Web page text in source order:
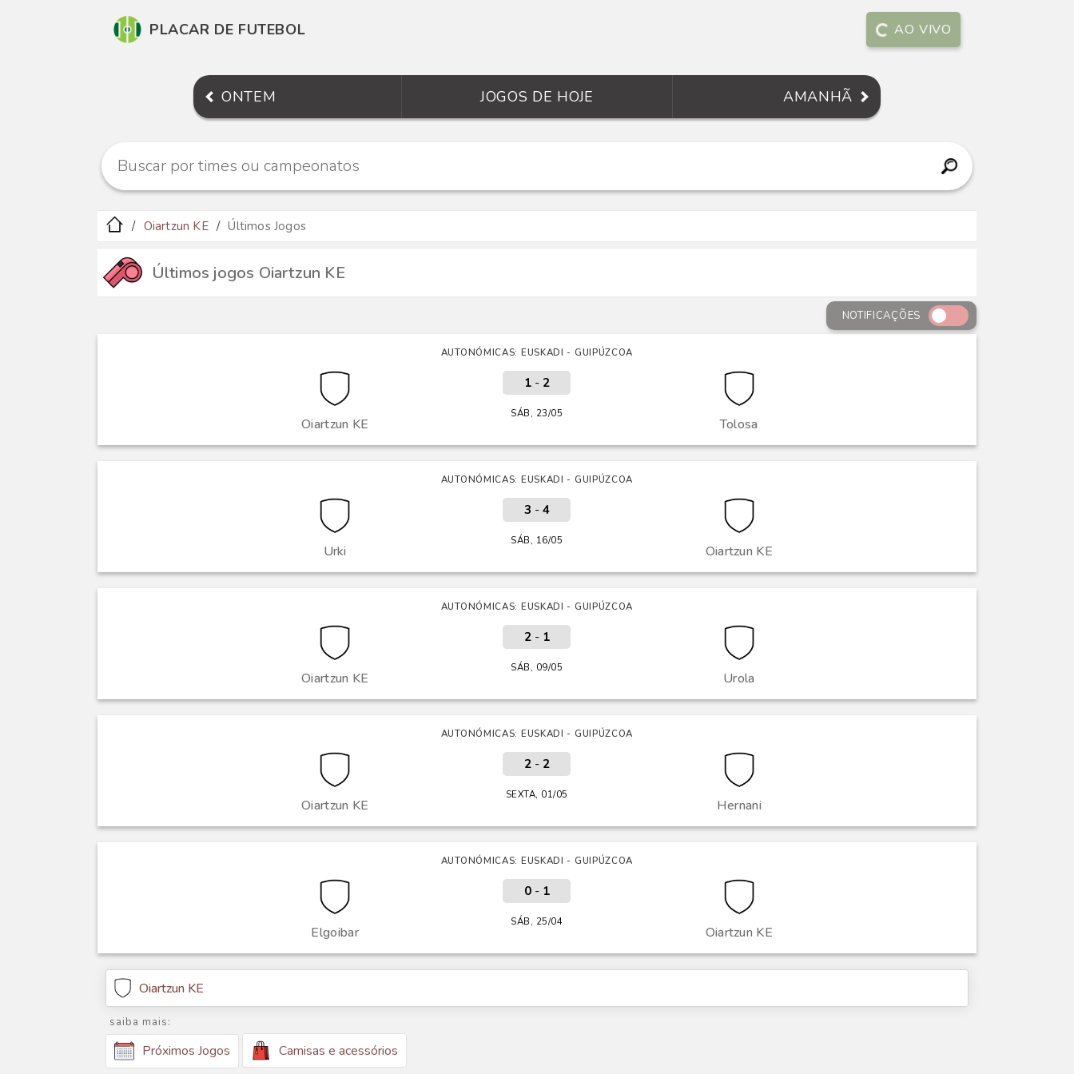
PLACAR DE FUTEBOL AO VIVO
ONTEM JOGOS DE HOJE AMANHÃ
Oiartzun KE Últimos Jogos
Últimos jogos Oiartzun KE
NOTIFICAÇÕES
AUTONÓMICAS: EUSKADI - GUIPÚZCOA
Oiartzun KE Tolosa
1- 2
SÁB, 23/05
AUTONÓMICAS: EUSKADI - GUIPÚZCOA
Urki Oiartzun KE
3 - 4
SÁB, 16/05
AUTONÓMICAS: EUSKADI - GUIPÚZCOA
Oiartzun KE Urola
2- 1
SÁB, 09/05
AUTONÓMICAS: EUSKADI - GUIPÚZCOA
Oiartzun KE Hernani
2- 2
SEXTA, 01/05
AUTONÓMICAS: EUSKADI - GUIPÚZCOA
Elgoibar Oiartzun KE
0- 1
SÁB, 25/04
Oiartzun KE
saiba mais:
Próximos Jogos Camisas e acessórios